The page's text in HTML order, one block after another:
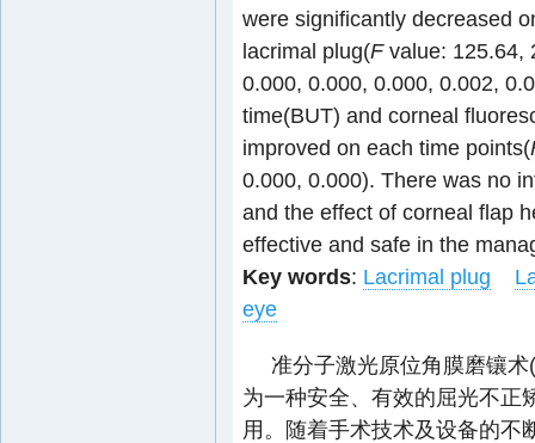
were significantly decreased
lacrimal plug(Fvalue: 125.64,
0.000, 0.000, 0.000, 0.002,
time(BUT) and corneal
improved on each time points(
0.000, 0.000). There was no
and the effect of corneal flap
effective and safe in the
Key words: Lacrimal plug
eye
准分子激光原位角膜磨镶
为一种安全、有效的屈光不正
用。随着手术技术及设备的不